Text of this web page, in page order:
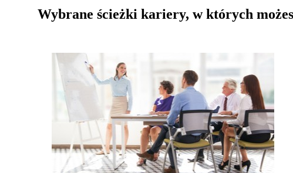
Wybrane ścieżki kariery, w których